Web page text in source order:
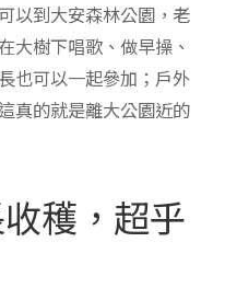
以到大安森林公園，老
大樹下唱歌、做早操、
也可以一起參加；戶外
真的就是離大公園近的
穫，超乎